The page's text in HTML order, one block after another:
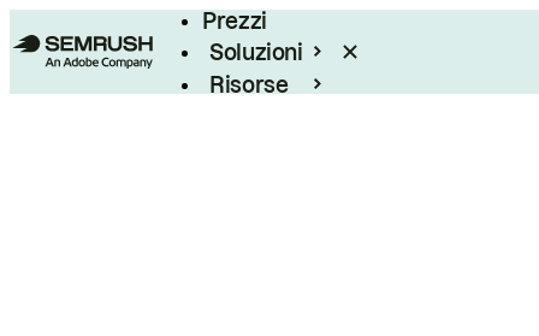
Prezzi
Soluzioni
Risorse